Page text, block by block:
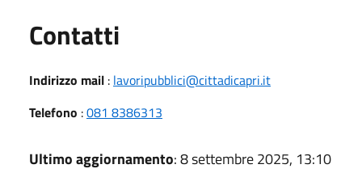
Contatti
Indirizzo mail : lavoripubblici@cittadicapri.it
Telefono :081 8386313
Ultimo aggiornamento: 8 settembre 2025, 13:10